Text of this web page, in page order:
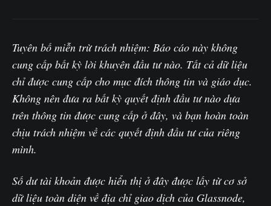
Tuyên bố miễn trừ trách nhiệm: Báo cáo này không
cung cấp bất kỳ lời khuyên đầu tư nào. Tất cả dữ liệu
chỉ được cung cấp cho mục đích thông tin và giáo dục.
Không nên đưa ra bất kỳ quyết định đầu tư nào dựa
trên thông tin được cung cấp ở đây, và bạn hoàn toàn
chịu trách nhiệm về các quyết định đầu tư của riêng
mình.
Số dư tài khoản được hiển thị ở đây được lấy từ cơ sở
dữ liệu toàn diện về địa chỉ giao dịch của Glassnode,